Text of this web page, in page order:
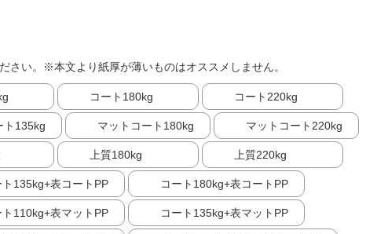
さい。※本文より紙厚が薄いものはオススメしません。
コート180kg コート220kg
ト135kg マットコート180kg マットコート220kg
上質180kg 上質220kg
ト135kg+表コートPP コート180kg+表コートPP
ト110kg+表マットPP コート135kg+表マットPP